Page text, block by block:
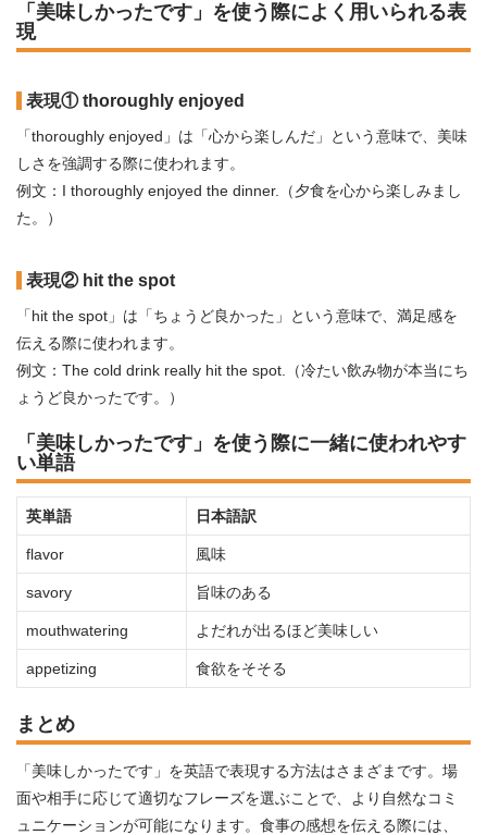
「美味しかったです」を使う際によく用いられる表
現
表現① thoroughly enjoyed
「thoroughly enjoyed」は「心から楽しんだ」という意味で、美味
しさを強調する際に使われます。
例文：I thoroughly enjoyed the dinner.（夕食を心から楽しみまし
た。）
表現② hit the spot
「hit the spot」は「ちょうど良かった」という意味で、満足感を
伝える際に使われます。
例文：The cold drink really hit the spot.（冷たい飲み物が本当にち
ょうど良かったです。）
「美味しかったです」を使う際に一緒に使われやす
い単語
英単語 日本語訳
flavor 風味
savory 旨味のある
mouthwatering よだれが出るほど美味しい
appetizing 食欲をそそる
まとめ
「美味しかったです」を英語で表現する方法はさまざまです。場
面や相手に応じて適切なフレーズを選ぶことで、より自然なコミ
ュニケーションが可能になります。食事の感想を伝える際には、